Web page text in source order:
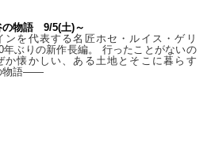
の物語 9/5(土)～
ンを代表する名匠ホセ・ルイス・ゲリ
年ぶりの新作長編。 行ったことがないの
か懐かしい、ある土地とそこに暮らす
物語――